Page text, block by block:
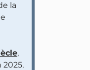
la
,
2025,